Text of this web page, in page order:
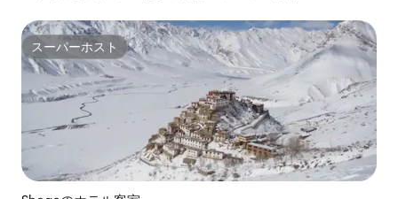
スーパーホスト
スーパーホスト